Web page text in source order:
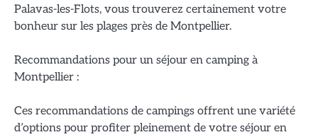
Palavas-les-Flots, vous trouverez certainement votre
bonheur sur les plages près de Montpellier.
Recommandations pour un séjour en camping à
Montpellier :
Ces recommandations de campings offrent une variété
d’options pour profiter pleinement de votre séjour en